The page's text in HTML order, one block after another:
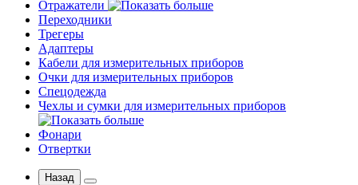
Отражатели
Переходники
Трегеры
Адаптеры
Кабели для измерительных приборов
Очки для измерительных приборов
Спецодежда
Чехлы и сумки для измерительных приборов
Фонари
Отвертки
Назад